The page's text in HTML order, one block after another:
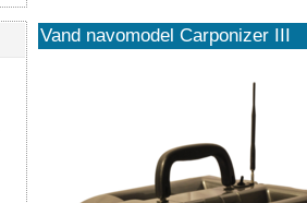
Vand navomodel Carponizer III